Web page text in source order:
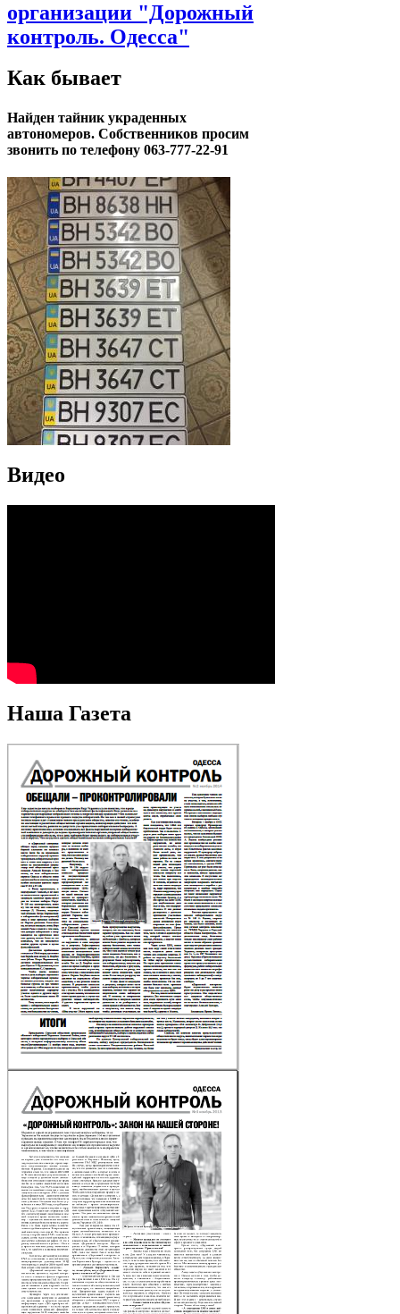
организации "Дорожный
контроль. Одесса"
Как бывает
Найден тайник украденных
автономеров. Собственников просим
звонить по телефону 063-777-22-91
Видео
Наша Газета